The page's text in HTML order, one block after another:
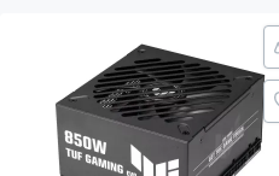
Вес (без упаковки), кг
Комплектация